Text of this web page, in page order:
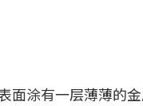
面涂有一层薄薄的